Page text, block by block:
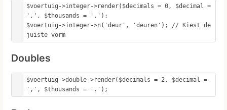
$voertuig->integer->render($decimals = 0, $decimal =
',', $thousands = '.');
$voertuig->integer->n('deur', 'deuren'); // Kiest de
juiste vorm
Doubles
$voertuig->double->render($decimals = 2, $decimal =
',', $thousands = '.');